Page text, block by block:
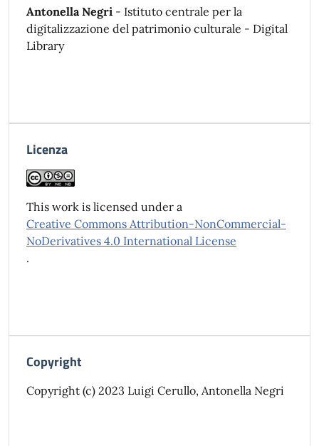
Antonella Negri - Istituto centrale per la
digitalizzazione del patrimonio culturale - Digital
Library
Licenza
This work is licensed under a
Creative Commons Attribution-NonCommercial-
NoDerivatives 4.0 International License
.
Copyright
Copyright (c) 2023 Luigi Cerullo, Antonella Negri